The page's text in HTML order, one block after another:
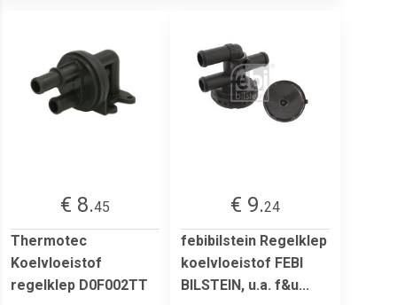
€ 8.45
Thermotec
Koelvloeistof
regelklep D0F002TT
€ 9.24
febibilstein Regelklep
koelvloeistof FEBI
BILSTEIN, u.a. f&u...